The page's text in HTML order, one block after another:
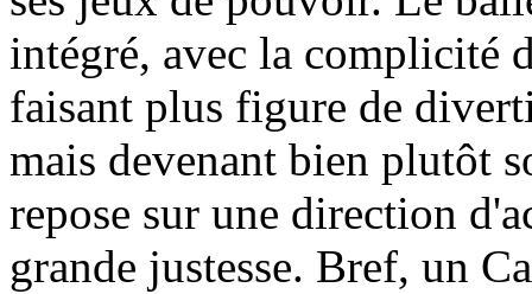
intégré, avec la complicité
faisant plus figure de
mais devenant bien plutôt
repose sur une direction
grande justesse. Bref, un